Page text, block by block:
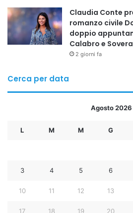
Claudia Conte
romanzo civile
doppio
Calabro e
2 giorni fa
Cerca per data
Agosto 2026
L M M G
3 4 5 6
10 11 12 13
17 18 19 20